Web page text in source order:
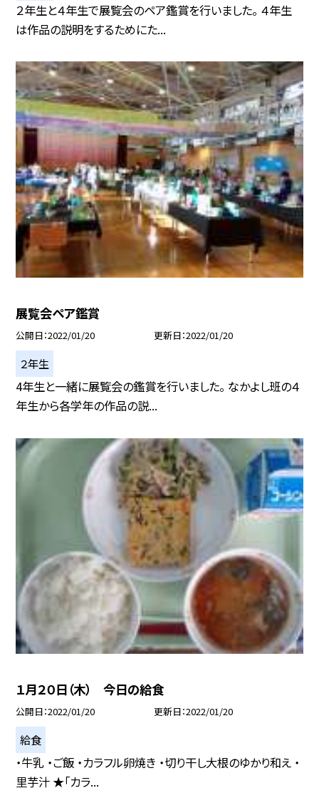
２年生と４年生で展覧会のペア鑑賞を行いました。 ４年生
は作品の説明をするためにた...
展覧会ペア鑑賞
公開日 2022/01/20 更新日 2022/01/20
２年生
4年生と一緒に展覧会の鑑賞を行いました。 なかよし班の４
年生から各学年の作品の説...
１月２０日（木） 今日の給食
公開日 2022/01/20 更新日 2022/01/20
給食
・牛乳 ・ご飯 ・カラフル卵焼き ・切り干し大根のゆかり和え ・
里芋汁 ★「カラ...